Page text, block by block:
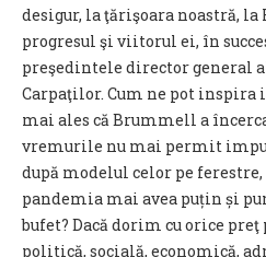
desigur, la ţărişoara noastră,
progresul şi viitorul ei, în
preşedintele director general
Carpaţilor. Cum ne pot inspira
mai ales că Brummell a
vremurile nu mai permit
după modelul celor pe
pandemia mai avea puțin și
bufet? Dacă dorim cu orice preţ
politică, socială, economică,